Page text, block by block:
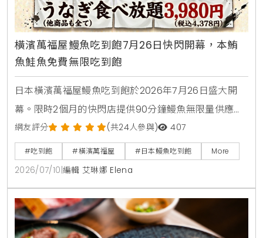
橫濱萬福屋鰻魚吃到飽7月26日快閃開幕，本鮪
魚鮭魚免費無限吃到飽
日本橫濱萬福屋鰻魚吃到飽於2026年7月26日盛大開
幕。限時2個月的快閃店提供90分鐘鰻魚無限量供應，
大人費用只要3980日圓，折合台幣千元有找。店內採
用日式七輪炭火現烤風格，菜單更包含本鮪魚與鮭魚腹
肉等豐富海鮮，是今年夏天日本自由行不容錯過的超高
CP值美食選擇。
網友評分 (共24人參與) 407
#吃到飽 #橫濱萬福屋 #日本鰻魚吃到飽 More
2026/07/10 編輯 艾琳娜 Elena